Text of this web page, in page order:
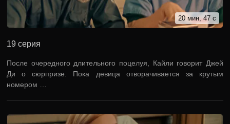
20 мин, 47 с
19 серия
После очередного длительного поцелуя, Кайли говорит Джей
Ди о сюрпризе. Пока девица отворачивается за крутым
номером …